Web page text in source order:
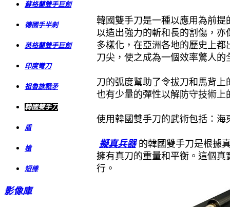
蘇格蘭雙手巨劍
德國手半劍
英格蘭雙手巨劍
印度彎刀
祖魯族戰矛
韓國雙手刀
盾
槍
短棒
影像庫
韓國雙手刀是一種以應用為前
以造出強力的斬和長的割傷，
多樣化，在亞洲各地的歷史上
刀尖，使之成為一個效率驚人的
刀的弧度幫助了令拔刀和馬背
也有少量的彈性以解防守技術上
使用韓國雙手刀的武術包括：海
擬真兵器的韓國雙手刀是根據
擁有真刀的重量和平衡。這個
行。